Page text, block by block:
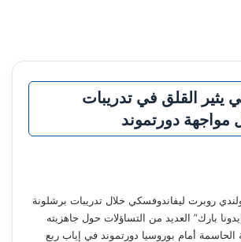
يثير القلق في تدريبات
مواجهة دورتموند
روبرت ليفاندوفسكي خلال تدريبات برشلونة
بارك” العديد من التساؤلات حول جاهزيته
الحاسمة أمام بوروسيا دورتموند في إياب ربع